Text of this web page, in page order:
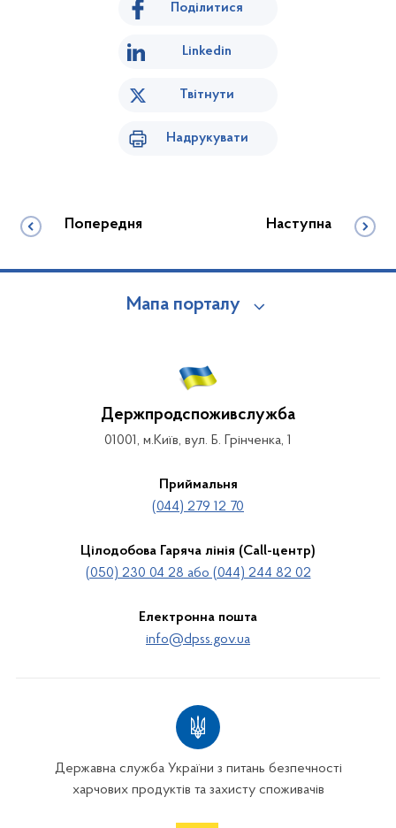
Поділитися
Linkedin
Твітнути
Надрукувати
Попередня Наступна
Мапа порталу
Держпродспоживслужба
01001, м.Київ, вул. Б. Грінченка, 1
Приймальня
(044) 279 12 70
Цілодобова Гаряча лінія (Call-центр)
(050) 230 04 28 або (044) 244 82 02
Електронна пошта
info@dpss.gov.ua
Державна служба України з питань безпечності
харчових продуктів та захисту споживачів